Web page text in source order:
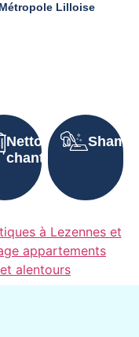
Métropole Lilloise
Nettoyage
chantier
à Lezennes et
appartements
alentours